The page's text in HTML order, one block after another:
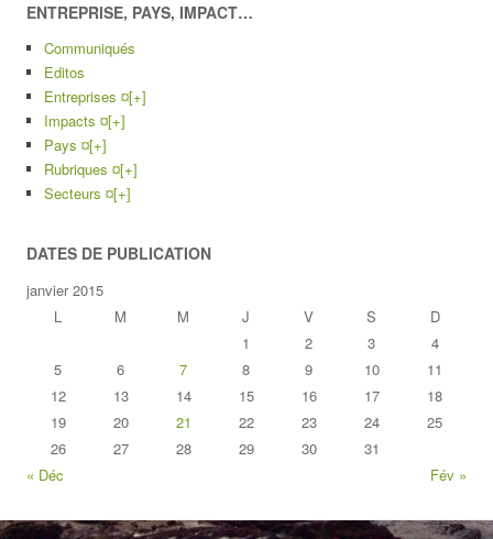
ENTREPRISE, PAYS, IMPACT…
Communiqués
Editos
Entreprises ¤[+]
Impacts ¤[+]
Pays ¤[+]
Rubriques ¤[+]
Secteurs ¤[+]
DATES DE PUBLICATION
janvier 2015
L
M M J V S
D
1
2 3
4
5
6 7 8 9 10
11
12
13 14 15 16 17
18
19
20 21 22 23 24
25
26
27 28 29 30
31
« Déc
Fév »